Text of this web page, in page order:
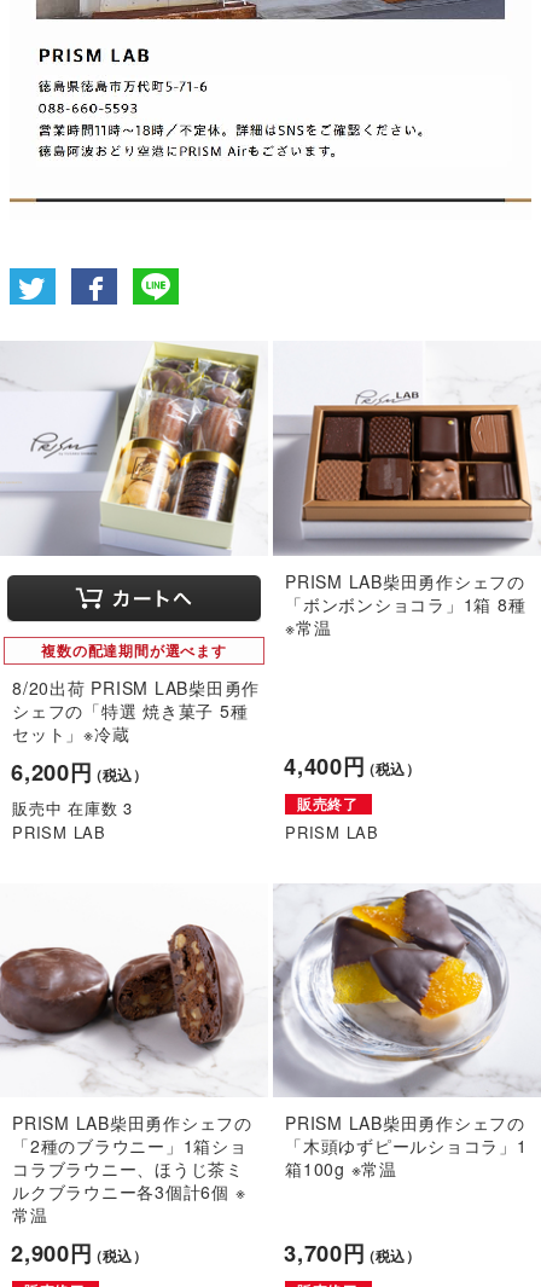
複数の配達期間が選べます
8/20出荷 PRISM LAB柴田勇作
シェフの「特選 焼き菓子 5種
セット」※冷蔵
6,200円（税込）
販売中 在庫数 3
PRISM LAB
PRISM LAB柴田勇作シェフの
「ボンボンショコラ」1箱 8種
※常温
4,400円（税込）
販売終了
PRISM LAB
PRISM LAB柴田勇作シェフの
「2種のブラウニー」1箱ショ
コラブラウニー、ほうじ茶ミ
ルクブラウニー各3個計6個 ※
常温
2,900円（税込）
PRISM LAB柴田勇作シェフの
「木頭ゆずピールショコラ」1
箱100g ※常温
3,700円（税込）